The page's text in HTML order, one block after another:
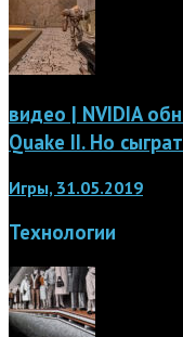
видео | NVIDIA
Quake II. Но
Игры, 31.05.2019
Технологии